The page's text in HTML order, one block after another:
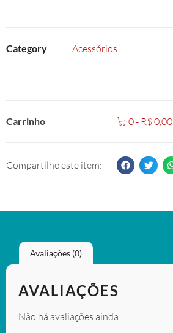
Category Acessórios
Carrinho 0- R$0,00
Compartilhe este item:
Avaliações (0)
AVALIAÇÕES
Não há avaliações ainda.